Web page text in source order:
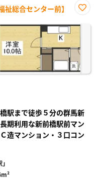
総合センター前】
に入
駅まで徒歩５分の群馬新
期利用な新前橋駅前マン
造マンション・３口コン